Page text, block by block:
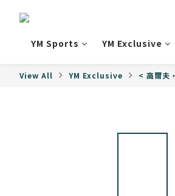
YM Sports YM Exclusive
View All YM Exclusive < 高爾夫